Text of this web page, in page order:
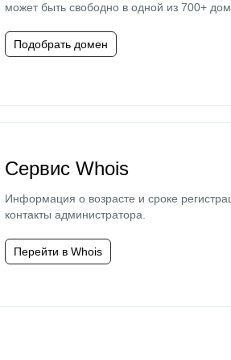
может быть свободно в одной из 700+
Подобрать домен
Сервис Whois
Информация о возрасте и сроке
контакты администратора.
Перейти в Whois